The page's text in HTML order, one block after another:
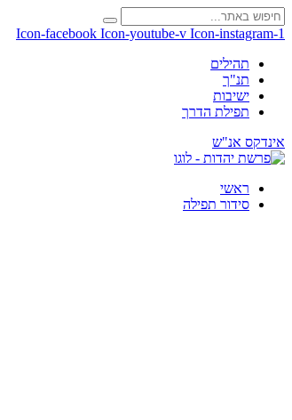
Icon-facebook Icon-youtube-v Icon-instagram-1
תהילים
תנ"ך
ישיבות
תפילת הדרך
אינדקס אנ"ש
ראשי
סידור תפילה